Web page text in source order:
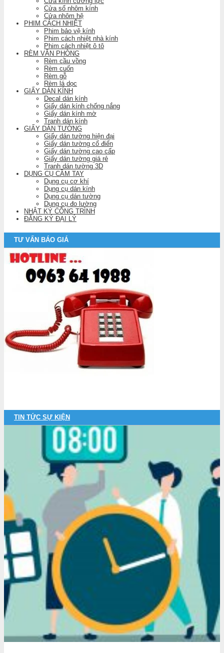
Cửa sổ nhôm kính
Cửa nhôm hệ
PHIM CÁCH NHIỆT
Phim bảo vệ kính
Phim cách nhiệt nhà kính
Phim cách nhiệt ô tô
RÈM VĂN PHÒNG
Rèm cầu vồng
Rèm cuốn
Rèm gỗ
Rèm lá dọc
GIẤY DÁN KÍNH
Decal dán kính
Giấy dán kính chống nắng
Giấy dán kính mờ
Tranh dán kính
GIẤY DÁN TƯỜNG
Giấy dán tường hiện đại
Giấy dán tường cổ điển
Giấy dán tường cao cấp
Giấy dán tường giá rẻ
Tranh dán tường 3D
DỤNG CỤ CẦM TAY
Dụng cụ cơ khí
Dụng cụ dán kính
Dụng cụ dán tường
Dụng cụ đo lường
NHẬT KÝ CÔNG TRÌNH
ĐĂNG KÝ ĐẠI LÝ
TƯ VẤN BÁO GIÁ
TIN TỨC SỰ KIỆN